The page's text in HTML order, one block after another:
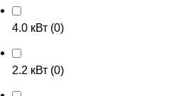
4.0 кВт (0)
2.2 кВт (0)